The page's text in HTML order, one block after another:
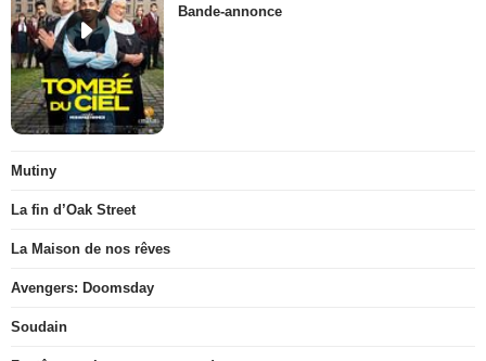
Bande-annonce
Mutiny
La fin d’Oak Street
La Maison de nos rêves
Avengers: Doomsday
Soudain